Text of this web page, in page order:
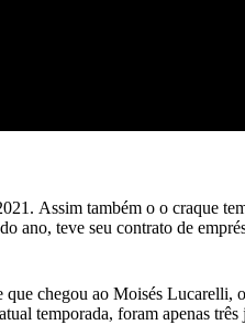
Assim também o o craque
ano, teve seu contrato de
chegou ao Moisés Lucarelli,
temporada, foram apenas